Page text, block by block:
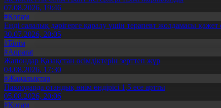
07.08.2026, 19:46
#Қоғам
Енді салалық дәрігерге қаралу үшін терапевт жолдамасы қажет
30.07.2026, 20:05
#Білім
#Aqparat
Жапондар Қазақстан өсімдіктерін зерттеп жүр
04.08.2026, 17:30
#Жаңалықтар
Павлодарда отандық өнім өндірісі 1,5 есе артты
05.08.2026, 20:06
#Қоғам